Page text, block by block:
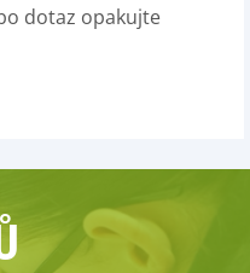
dotaz opakujte